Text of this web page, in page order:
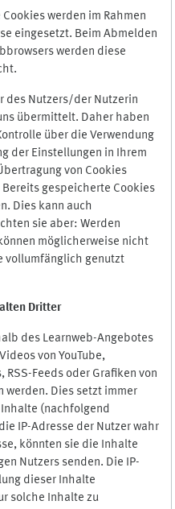
werden im Rahmen
eingesetzt. Beim Abmelden
werden diese
des Nutzers/der Nutzerin
übermittelt. Daher haben
über die Verwendung
der Einstellungen in Ihrem
von Cookies
gespeicherte Cookies
Dies kann auch
sie aber: Werden
möglicherweise nicht
vollumfänglich genutzt
Dritter
des Learnweb-Angebotes
von YouTube,
Feeds oder Grafiken von
werden. Dies setzt immer
(nachfolgend
IP-Adresse der Nutzer wahr
könnten sie die Inhalte
Nutzers senden. Die IP-
dieser Inhalte
solche Inhalte zu